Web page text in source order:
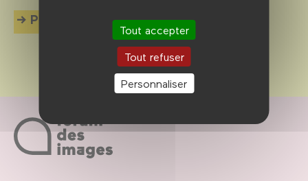
Tout accepter
Tout refuser
Personnaliser
Plus d'info